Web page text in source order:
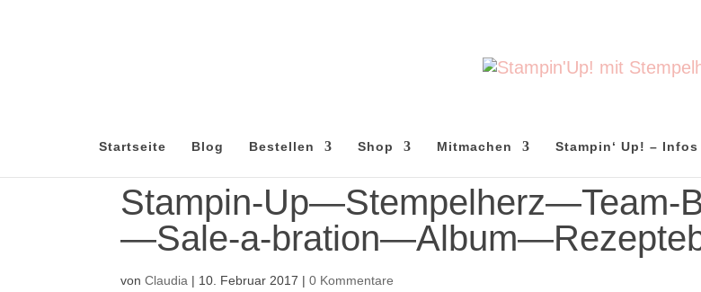
Startseite Blog Bestellen Shop Mitmachen Stampin‘ Up! – Infos
Stampin-Up—Stempelherz—Team-
—Sale-a-
vonClaudia | 10. Februar 2017 |0 Kommentare